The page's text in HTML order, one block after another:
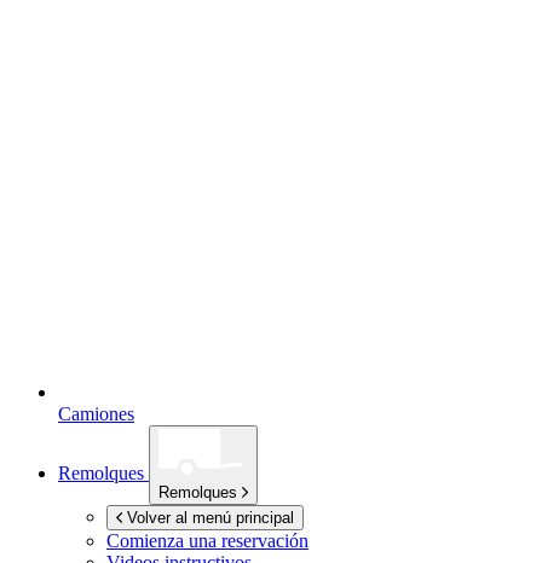
Camiones
Remolques
Remolques
Volver al menú principal
Comienza una reservación